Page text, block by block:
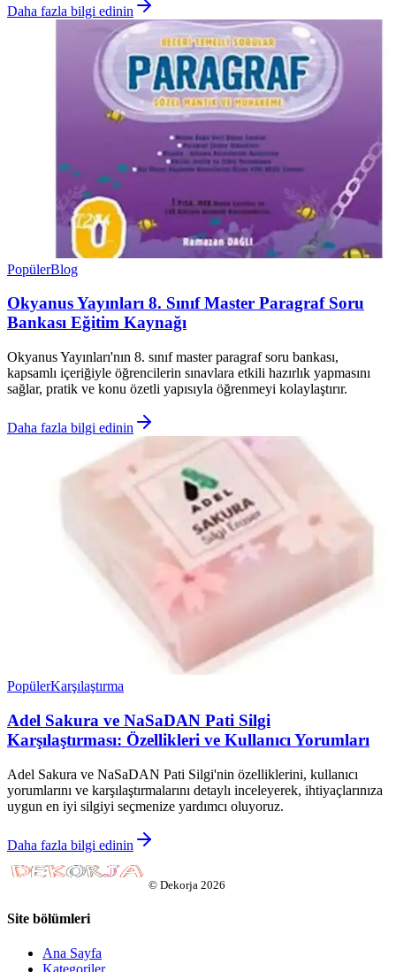
Daha fazla bilgi edinin
PopülerBlog
Okyanus Yayınları 8. Sınıf Master Paragraf Soru
Bankası Eğitim Kaynağı
Okyanus Yayınları'nın 8. sınıf master paragraf soru bankası,
kapsamlı içeriğiyle öğrencilerin sınavlara etkili hazırlık yapmasını
sağlar, pratik ve konu özetli yapısıyla öğrenmeyi kolaylaştırır.
Daha fazla bilgi edinin
PopülerKarşılaştırma
Adel Sakura ve NaSaDAN Pati Silgi
Karşılaştırması: Özellikleri ve Kullanıcı Yorumları
Adel Sakura ve NaSaDAN Pati Silgi'nin özelliklerini, kullanıcı
yorumlarını ve karşılaştırmalarını detaylı inceleyerek, ihtiyaçlarınıza
uygun en iyi silgiyi seçmenize yardımcı oluyoruz.
Daha fazla bilgi edinin
© Dekorja 2026
Site bölümleri
Ana Sayfa
Kategoriler